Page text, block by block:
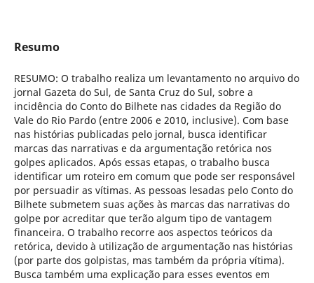
Resumo
RESUMO: O trabalho realiza um levantamento no arquivo do
jornal Gazeta do Sul, de Santa Cruz do Sul, sobre a
incidência do Conto do Bilhete nas cidades da Região do
Vale do Rio Pardo (entre 2006 e 2010, inclusive). Com base
nas histórias publicadas pelo jornal, busca identificar
marcas das narrativas e da argumentação retórica nos
golpes aplicados. Após essas etapas, o trabalho busca
identificar um roteiro em comum que pode ser responsável
por persuadir as vítimas. As pessoas lesadas pelo Conto do
Bilhete submetem suas ações às marcas das narrativas do
golpe por acreditar que terão algum tipo de vantagem
financeira. O trabalho recorre aos aspectos teóricos da
retórica, devido à utilização de argumentação nas histórias
(por parte dos golpistas, mas também da própria vítima).
Busca também uma explicação para esses eventos em